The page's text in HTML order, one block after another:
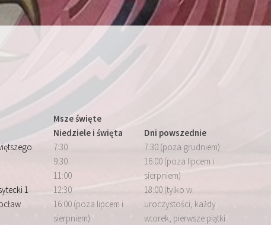
1
Msze święte
Niedziele i święta
7:30
9:30
11:00
12:30
16:00 (poza lipcem i
sierpniem)
Dni powszednie
7:30 (poza grudniem)
16:00 (poza lipcem i
sierpniem)
18:00 (tylko w:
uroczystości, każdy
wtorek, pierwsze piątki